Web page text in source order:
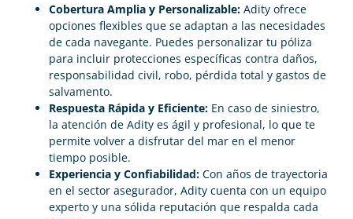
Cobertura Amplia y Personalizable: Adity ofrece
opciones flexibles que se adaptan a las necesidades
de cada navegante. Puedes personalizar tu póliza
para incluir protecciones específicas contra daños,
responsabilidad civil, robo, pérdida total y gastos de
salvamento.
Respuesta Rápida y Eficiente: En caso de siniestro,
la atención de Adity es ágil y profesional, lo que te
permite volver a disfrutar del mar en el menor
tiempo posible.
Experiencia y Confiabilidad: Con años de trayectoria
en el sector asegurador, Adity cuenta con un equipo
experto y una sólida reputación que respalda cada